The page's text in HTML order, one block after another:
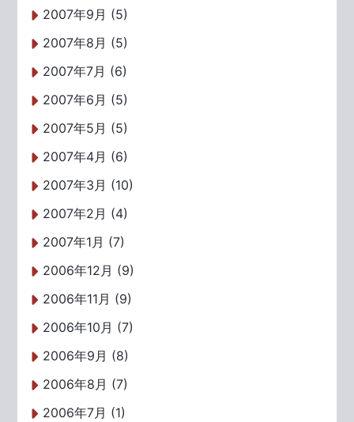
2007年9月 (5)
2007年8月 (5)
2007年7月 (6)
2007年6月 (5)
2007年5月 (5)
2007年4月 (6)
2007年3月 (10)
2007年2月 (4)
2007年1月 (7)
2006年12月 (9)
2006年11月 (9)
2006年10月 (7)
2006年9月 (8)
2006年8月 (7)
2006年7月 (1)